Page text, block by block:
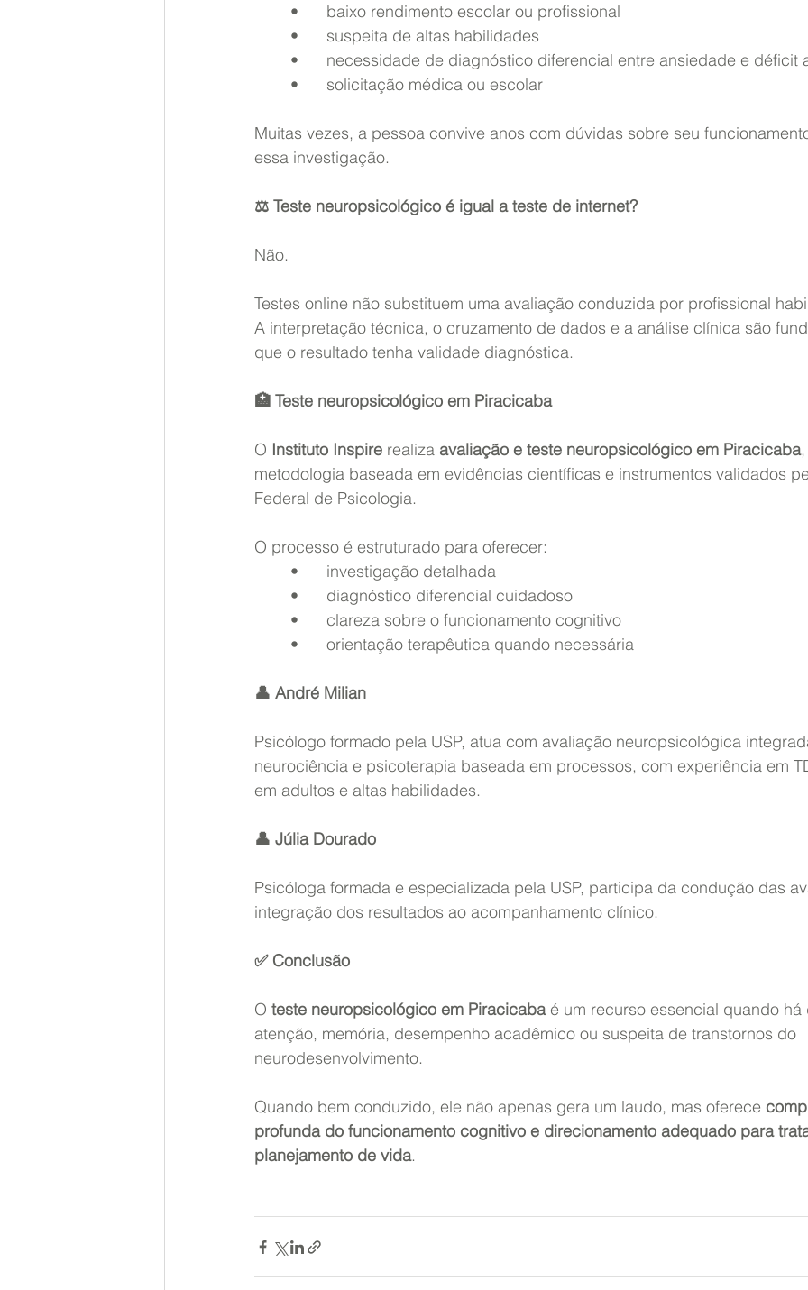
	•	baixo rendimento escolar ou profissional
	•	suspeita de altas habilidades
•	necessidade de diagnóstico diferencial entre ansiedade e déficit
	•	solicitação médica ou escolar
Muitas vezes, a pessoa convive anos com dúvidas sobre seu
essa investigação.
⚖️ Teste neuropsicológico é igual a teste de internet?
Não.
Testes online não substituem uma avaliação conduzida por profissional
A interpretação técnica, o cruzamento de dados e a análise clínica são
que o resultado tenha validade diagnóstica.
🏥 Teste neuropsicológico em Piracicaba
O Instituto Inspire realiza avaliação e teste neuropsicológico em Piracicaba
metodologia baseada em evidências científicas e instrumentos validados
Federal de Psicologia.
O processo é estruturado para oferecer:
	•	investigação detalhada
	•	diagnóstico diferencial cuidadoso
	•	clareza sobre o funcionamento cognitivo
	•	orientação terapêutica quando necessária
👤 André Milian
Psicólogo formado pela USP, atua com avaliação neuropsicológica
neurociência e psicoterapia baseada em processos, com experiência em
em adultos e altas habilidades.
👤 Júlia Dourado
Psicóloga formada e especializada pela USP, participa da condução das
integração dos resultados ao acompanhamento clínico.
✅ Conclusão
O teste neuropsicológico em Piracicaba é um recurso essencial quando há
atenção, memória, desempenho acadêmico ou suspeita de transtornos do
neurodesenvolvimento.
Quando bem conduzido, ele não apenas gera um laudo, mas oferece
profunda do funcionamento cognitivo e direcionamento adequado para
planejamento de vida.